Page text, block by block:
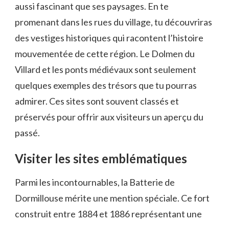
aussi fascinant que ses paysages. En te
promenant dans les rues du village, tu découvriras
des vestiges historiques qui racontent l’histoire
mouvementée de cette région. Le Dolmen du
Villard et les ponts médiévaux sont seulement
quelques exemples des trésors que tu pourras
admirer. Ces sites sont souvent classés et
préservés pour offrir aux visiteurs un aperçu du
passé.
Visiter les sites emblématiques
Parmi les incontournables, la Batterie de
Dormillouse mérite une mention spéciale. Ce fort
construit entre 1884 et 1886 représentant une